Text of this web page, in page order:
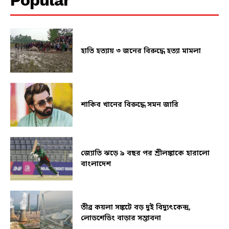
হাতি হত্যায় ৩ জনের বিরুদ্ধে হত্যা মামলা
শাকিব খানের বিরুদ্ধে সমন জারি
জ্যোতি ঝড়ে ৯ বছর পর শ্রীলঙ্কাকে হারালো
বাংলাদেশ
তীব্র কয়লা সঙ্কটে বড় দুই বিদ্যুৎকেন্দ্র,
লোডশেডিং বাড়ার সম্ভাবনা